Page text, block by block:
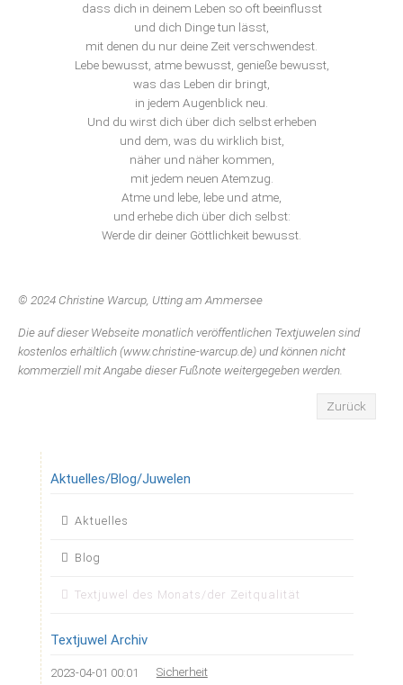
dass dich in deinem Leben so oft beeinflusst
und dich Dinge tun lässt,
mit denen du nur deine Zeit verschwendest.
Lebe bewusst, atme bewusst, genieße bewusst,
was das Leben dir bringt,
in jedem Augenblick neu.
Und du wirst dich über dich selbst erheben
und dem, was du wirklich bist,
näher und näher kommen,
mit jedem neuen Atemzug.
Atme und lebe, lebe und atme,
und erhebe dich über dich selbst:
Werde dir deiner Göttlichkeit bewusst.
© 2024 Christine Warcup, Utting am Ammersee
Die auf dieser Webseite monatlich veröffentlichen Textjuwelen sind
kostenlos erhältlich (www.christine-warcup.de) und können nicht
kommerziell mit Angabe dieser Fußnote weitergegeben werden.
Zurück
Aktuelles/Blog/Juwelen
Navigation
Aktuelles
Blog
Textjuwel des Monats/der Zeitqualität
Textjuwel Archiv
2023-04-01 00:01 Sicherheit